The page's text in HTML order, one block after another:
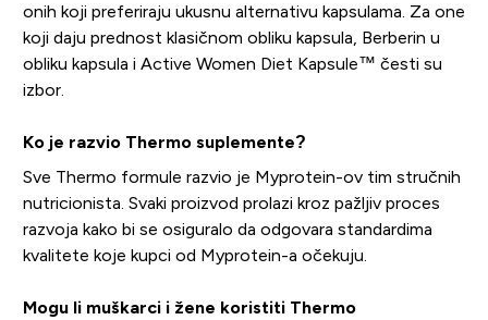
onih koji preferiraju ukusnu alternativu kapsulama. Za one
koji daju prednost klasičnom obliku kapsula, Berberin u
obliku kapsula i Active Women Diet Kapsule™ česti su
izbor.
Ko je razvio Thermo suplemente?
Sve Thermo formule razvio je Myprotein-ov tim stručnih
nutricionista. Svaki proizvod prolazi kroz pažljiv proces
razvoja kako bi se osiguralo da odgovara standardima
kvalitete koje kupci od Myprotein-a očekuju.
Mogu li muškarci i žene koristiti Thermo